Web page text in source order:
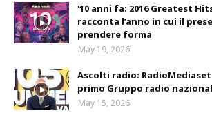
'10 anni fa: 2016 Greatest
racconta l’anno in cui il
prendere forma
May 19, 2026
Ascolti radio:
primo Gruppo radio
May 15, 2026